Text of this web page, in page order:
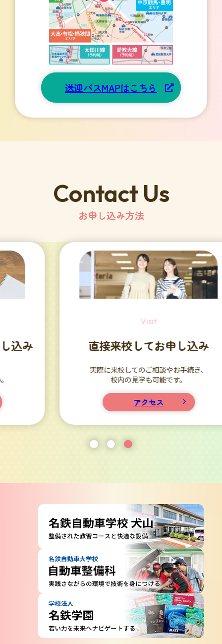
送迎バスMAPはこちら
Contact Us
お申し込み方法
直接来校してお申し込み
実際に来校してのご相談やお手続き、
校内の見学も可能です。
アクセス